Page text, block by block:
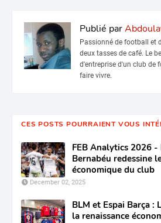
Publié par
Passionné de football et
deux tasses de café. Le
d'entreprise d'un club de
faire vivre.
CES POSTS POURRAIENT VOUS
FEB Analytics 2026 -
Bernabéu redessine
économique du club
December 02, 2025
BLM et Espai Barça :
la renaissance